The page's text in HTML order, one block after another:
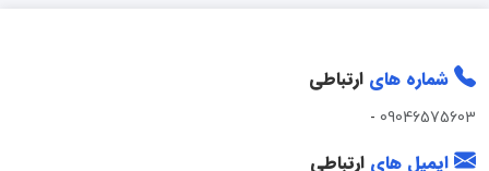
شماره های ارتباطی
09046575603
-
ایمیل های ارتباطی